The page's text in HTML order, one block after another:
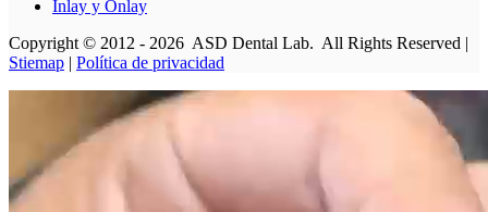
Inlay y Onlay
Copyright © 2012 - 2026 ASD Dental Lab. All Rights Reserved |
Stiemap | Política de privacidad